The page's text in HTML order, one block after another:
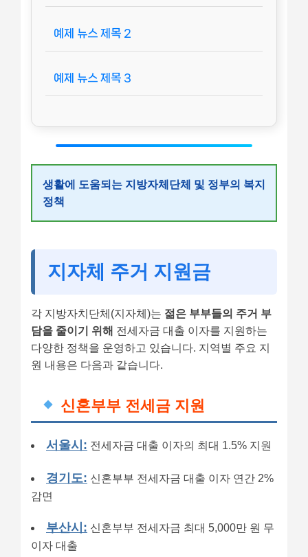
예제 뉴스 제목 2
예제 뉴스 제목 3
생활에 도움되는 지방자체단체 및 정부의 복지
정책
지자체 주거 지원금
각 지방자치단체(지자체)는 젊은 부부들의 주거 부
담을 줄이기 위해 전세자금 대출 이자를 지원하는
다양한 정책을 운영하고 있습니다. 지역별 주요 지
원 내용은 다음과 같습니다.
신혼부부 전세금 지원
서울시: 전세자금 대출 이자의 최대 1.5% 지원
경기도: 신혼부부 전세자금 대출 이자 연간 2%
감면
부산시: 신혼부부 전세자금 최대 5,000만 원 무
이자 대출